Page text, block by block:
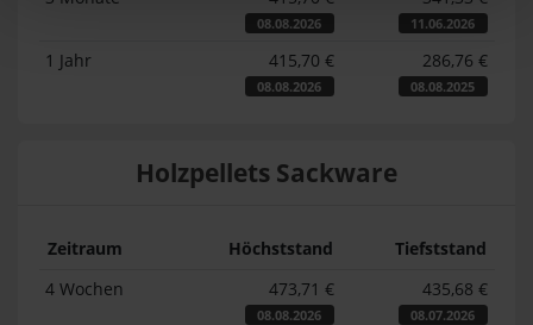
08.08.2026 11.06.2026
1 Jahr 415,70 €
08.08.2026
286,76 €
08.08.2025
Holzpellets Sackware
Zeitraum Höchststand
Tiefststand
4 Wochen
473,71 €
08.08.2026
435,68 €
08.07.2026